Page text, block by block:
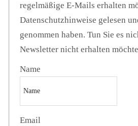
regelmäßige E-Mails erhalten
Datenschutzhinweise gelesen
genommen haben. Tun Sie es
Newsletter nicht erhalten
Name
Email